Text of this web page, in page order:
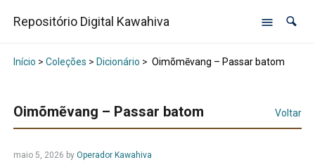
Repositório Digital Kawahiva
Início > Coleções > Dicionário > Oimõmẽvang – Passar batom
Oimõmẽvang – Passar batom Voltar
maio 5, 2026 by Operador Kawahiva